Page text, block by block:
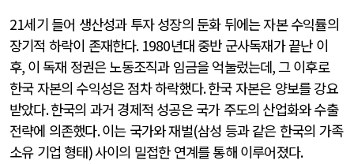
21세기 들어 생산성과 투자 성장의 둔화 뒤에는 자본 수익률의
장기적 하락이 존재한다. 1980년대 중반 군사독재가 끝난 이
후, 이 독재 정권은 노동조직과 임금을 억눌렀는데,그 이후로
한국 자본의 수익성은 점차 하락했다.한국 자본은 양보를 강요
받았다.한국의 과거 경제적 성공은 국가 주도의 산업화와 수출
전략에 의존했다.이는 국가와 재벌(삼성 등과 같은 한국의 가족
소유 기업 형태)사이의 밀접한 연계를 통해 이루어졌다.